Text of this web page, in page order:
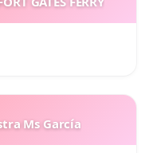
Ms García